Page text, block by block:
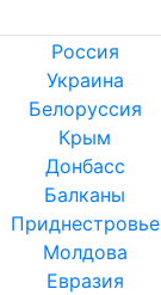
Россия
Украина
Белоруссия
Крым
Донбасс
Балканы
Приднестровье
Молдова
Евразия